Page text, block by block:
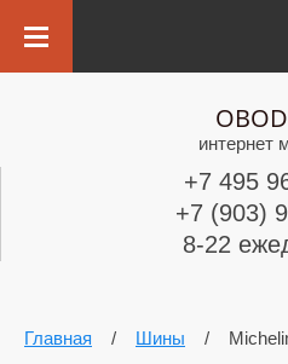
интернет
+7 495
+7 (903)
8-22
Главная / Шины /